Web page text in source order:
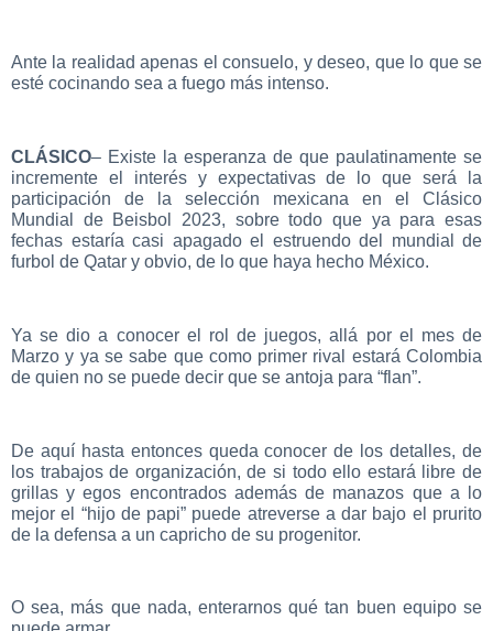
Ante la realidad apenas el consuelo, y deseo, que lo que se
esté cocinando sea a fuego más intenso.
CLÁSICO– Existe la esperanza de que paulatinamente se
incremente el interés y expectativas de lo que será la
participación de la selección mexicana en el Clásico
Mundial de Beisbol 2023, sobre todo que ya para esas
fechas estaría casi apagado el estruendo del mundial de
furbol de Qatar y obvio, de lo que haya hecho México.
Ya se dio a conocer el rol de juegos, allá por el mes de
Marzo y ya se sabe que como primer rival estará Colombia
de quien no se puede decir que se antoja para “flan”.
De aquí hasta entonces queda conocer de los detalles, de
los trabajos de organización, de si todo ello estará libre de
grillas y egos encontrados además de manazos que a lo
mejor el “hijo de papi” puede atreverse a dar bajo el prurito
de la defensa a un capricho de su progenitor.
O sea, más que nada, enterarnos qué tan buen equipo se